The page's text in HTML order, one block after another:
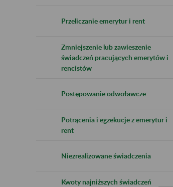
Przeliczanie emerytur i rent
Zmniejszenie lub zawieszenie
świadczeń pracujących emerytów i
rencistów
Postępowanie odwoławcze
Potrącenia i egzekucje z emerytur i
rent
Niezrealizowane świadczenia
Kwoty najniższych świadczeń